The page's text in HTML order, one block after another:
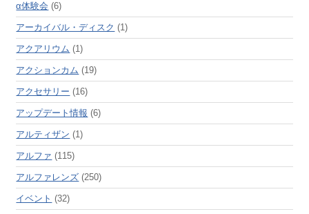
α体験会 (6)
アーカイバル・ディスク (1)
アクアリウム (1)
アクションカム (19)
アクセサリー (16)
アップデート情報 (6)
アルティザン (1)
アルファ (115)
アルファレンズ (250)
イベント (32)